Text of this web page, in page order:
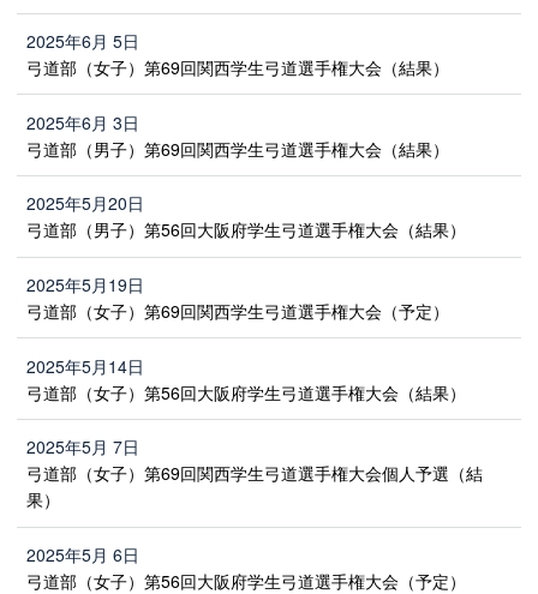
2025年6月 5日
弓道部（女子）第69回関西学生弓道選手権大会（結果）
2025年6月 3日
弓道部（男子）第69回関西学生弓道選手権大会（結果）
2025年5月20日
弓道部（男子）第56回大阪府学生弓道選手権大会（結果）
2025年5月19日
弓道部（女子）第69回関西学生弓道選手権大会（予定）
2025年5月14日
弓道部（女子）第56回大阪府学生弓道選手権大会（結果）
2025年5月 7日
弓道部（女子）第69回関西学生弓道選手権大会個人予選（結
果）
2025年5月 6日
弓道部（女子）第56回大阪府学生弓道選手権大会（予定）